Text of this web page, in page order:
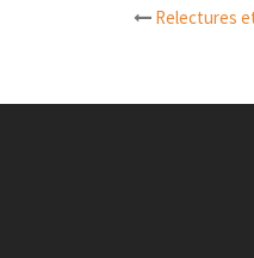
Relectures